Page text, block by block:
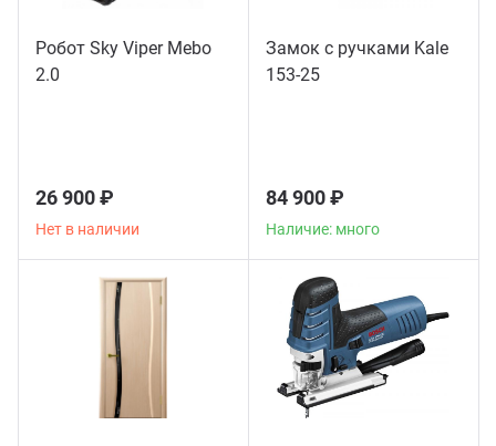
Робот Sky Viper Mebo
2.0
26 900 ₽
Нет в наличии
Замок с ручками Kale
153-25
84 900 ₽
Наличие: много